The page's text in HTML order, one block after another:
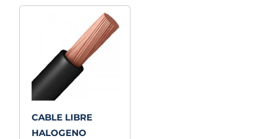
CABLE LIBRE
HALOGENO